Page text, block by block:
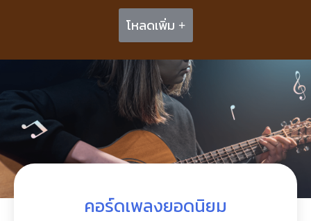
โหลดเพิ่ม +
คอร์ดเพลงยอดนิยม